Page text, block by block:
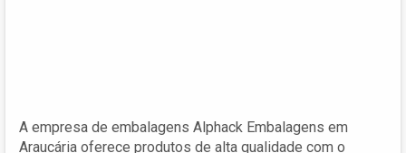
A empresa de embalagens Alphack Embalagens em
Araucária oferece produtos de alta qualidade com o